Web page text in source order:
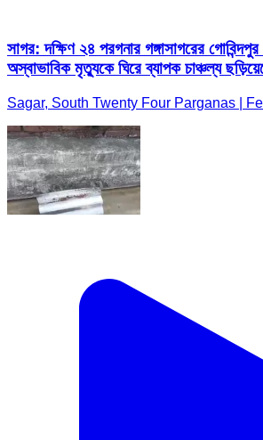
সাগর: দক্ষিণ ২৪ পরগনার গঙ্গাসাগরের
অস্বাভাবিক মৃত্যুকে ঘিরে ব্যাপক চাঞ্চল্য
Sagar, South Twenty Four Parganas |